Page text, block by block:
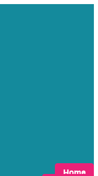
Home